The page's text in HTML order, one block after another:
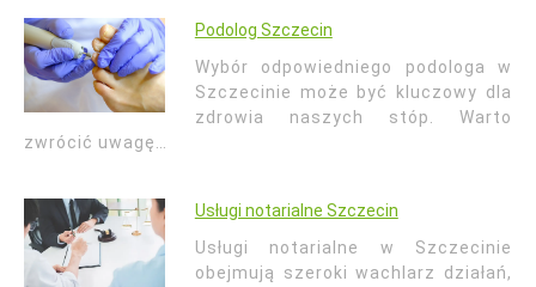
Podolog Szczecin
Wybór odpowiedniego podologa w
Szczecinie może być kluczowy dla
zdrowia naszych stóp. Warto
zwrócić uwagę…
Usługi notarialne Szczecin
Usługi notarialne w Szczecinie
obejmują szeroki wachlarz działań,